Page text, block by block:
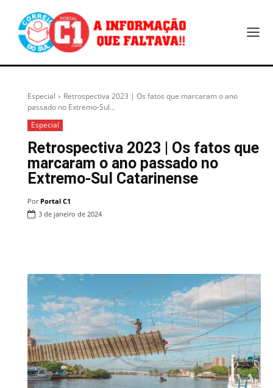
Especial
Retrospectiva 2023 | Os fatos que marcaram o ano
passado no Extremo-Sul...
Especial
Retrospectiva 2023 | Os fatos que
marcaram o ano passado no
Extremo-Sul Catarinense
Por Portal C1
3 de janeiro de 2024